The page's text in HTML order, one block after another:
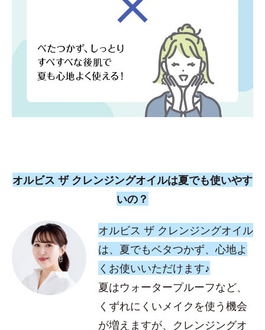
オルビス ザ クレンジングオイルは夏でも使いやす
いの？
オルビス ザ クレンジングオイル
は、夏でもベタつかず、心地よ
くお使いいただけます♪
夏はウォータープルーフなど、
くずれにくいメイクを使う機会
が増えますが、クレンジングオ